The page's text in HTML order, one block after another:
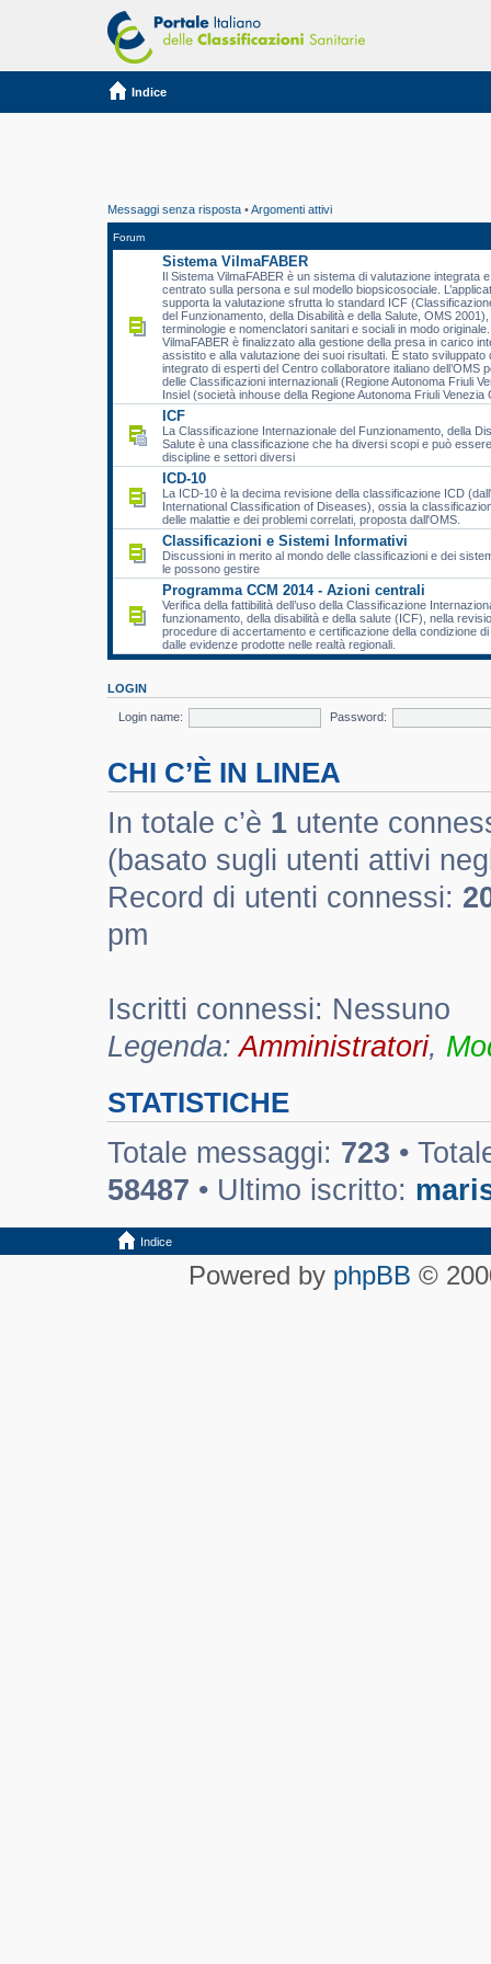
Indice
Messaggi senza risposta •Argomenti attivi
Forum
Sistema VilmaFABER
Il Sistema VilmaFABER è un sistema di valutazione integrata
centrato sulla persona e sul modello biopsicosociale.
supporta la valutazione sfrutta lo standard ICF
del Funzionamento, della Disabilità e della Salute, OMS
terminologie e nomenclatori sanitari e sociali in modo
VilmaFABER è finalizzato alla gestione della presa in carico
assistito e alla valutazione dei suoi risultati. È stato sviluppato
integrato di esperti del Centro collaboratore italiano dell’OMS
delle Classificazioni internazionali (Regione Autonoma Friuli
Insiel (società inhouse della Regione Autonoma Friuli Venezia
ICF
La Classificazione Internazionale del Funzionamento, della
Salute è una classificazione che ha diversi scopi e può
discipline e settori diversi
ICD-10
La ICD-10 è la decima revisione della classificazione ICD
International Classification of Diseases), ossia la
delle malattie e dei problemi correlati, proposta dall'OMS.
Classificazioni e Sistemi Informativi
Discussioni in merito al mondo delle classificazioni e dei
le possono gestire
Programma CCM 2014 - Azioni centrali
Verifica della fattibilità dell’uso della Classificazione
funzionamento, della disabilità e della salute (ICF), nella
procedure di accertamento e certificazione della condizione
dalle evidenze prodotte nelle realtà regionali.
LOGIN
Login name: Password:
CHI C’È IN LINEA
In totale c’è 1 utente
(basato sugli utenti attivi
Record di utenti connessi:
pm
Iscritti connessi: Nessuno
Legenda:Amministratori,
STATISTICHE
Totale messaggi: 723 •
58487 • Ultimo iscritto:
Indice
Powered by phpBB ©